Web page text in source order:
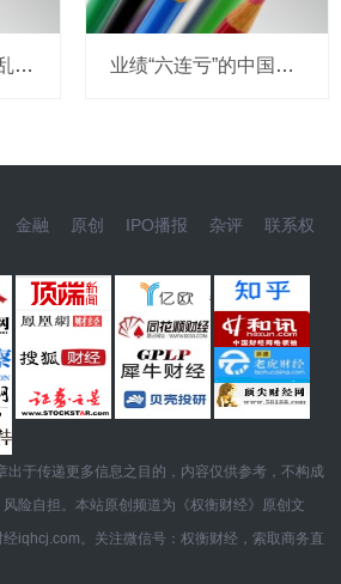
整治网络娱乐团播乱象 中央网信办处置1840余个违规账号 业绩“六连亏”的中国东航：中报再预亏超18亿，高负债与流动性困局难解
金融 原创 IPO播报 杂评
联系权
出于传递更多信息之目的，内容仅供参考，不构成
险自担。本站原创频道为《权衡财经》原创文
iqhcj.com。关注微信号：权衡财经，索取商务直